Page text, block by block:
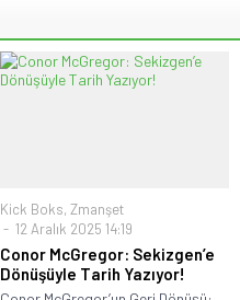
Kick Boks, Zmanşet
12 Aralık 2025 14:19
Conor McGregor: Sekizgen’e
Dönüşüyle Tarih Yazıyor!